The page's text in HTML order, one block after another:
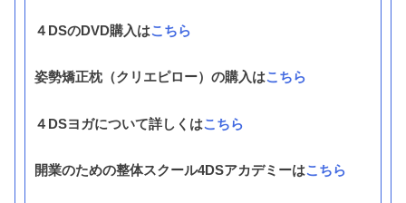
４DSのDVD購入はこちら
姿勢矯正枕（クリエピロー）の購入はこちら
４DSヨガについて詳しくはこちら
開業のための整体スクール4DSアカデミーはこちら